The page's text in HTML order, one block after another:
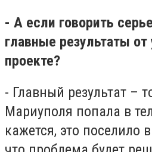
- А если говорить
главные результаты от
проекте?
- Главный результат –
Мариуполя попала в
кажется, это поселило